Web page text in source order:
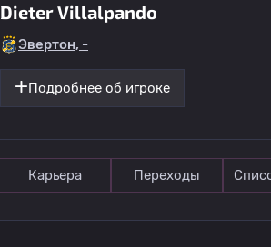
Dieter Villalpando
Эвертон, -
Подробнее об игроке
Карьера Переходы